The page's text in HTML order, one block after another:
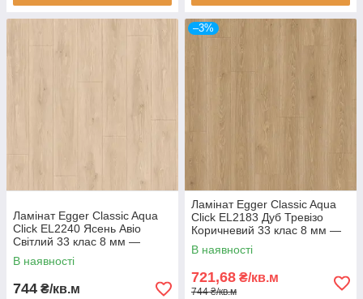
Ламінат Egger Classic Aqua
Click EL2240 Ясень Авіо
Світлий 33 клас 8 мм —
вологостійкий ламінат 24
години, фаска 4V
В наявності
744 ₴/кв.м
–3%
Ламінат Egger Classic Aqua
Click EL2183 Дуб Тревізо
Коричневий 33 клас 8 мм —
вологостійкий ламінат 24
години, фаска 4V
В наявності
721,68 ₴/кв.м
744 ₴/кв.м